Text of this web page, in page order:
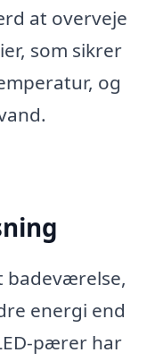
at overveje
som sikrer
og
badeværelse,
energi end
pærer har